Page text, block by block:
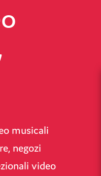
musicali
negozi
video